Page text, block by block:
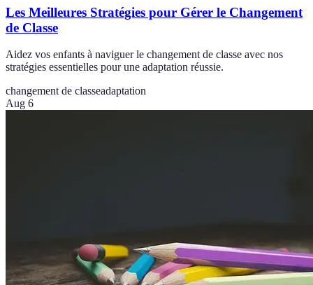
Les Meilleures Stratégies pour Gérer le Changement
de Classe
Aidez vos enfants à naviguer le changement de classe avec nos
stratégies essentielles pour une adaptation réussie.
changement de classeadaptation
Aug 6